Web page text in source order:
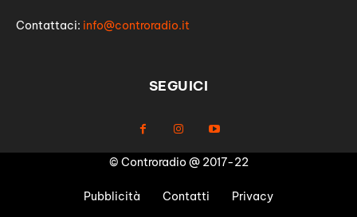
Contattaci: info@controradio.it
SEGUICI
© Controradio @ 2017-22
Pubblicità Contatti Privacy